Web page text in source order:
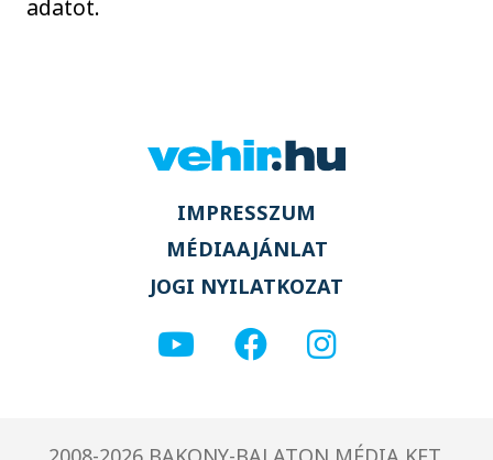
adatot.
IMPRESSZUM
MÉDIAAJÁNLAT
JOGI NYILATKOZAT